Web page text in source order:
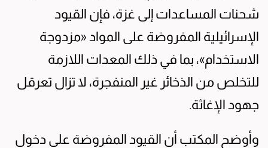
شحنات المساعدات إلى غزة، فإن القيود
الإسرائيلية المفروضة على المواد «مزدوجة
الاستخدام»، بما في ذلك المعدات اللازمة
للتخلص من الذخائر غير المنفجرة، لا تزال تعرقل
جهود الإغاثة.
وأوضح المكتب أن القيود المفروضة على دخول